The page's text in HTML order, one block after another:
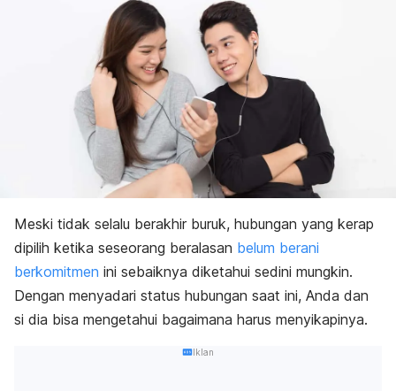
Meski tidak selalu berakhir buruk, hubungan yang kerap
dipilih ketika seseorang beralasan belum berani
berkomitmen ini sebaiknya diketahui sedini mungkin.
Dengan menyadari status hubungan saat ini, Anda dan
si dia bisa mengetahui bagaimana harus menyikapinya.
Iklan